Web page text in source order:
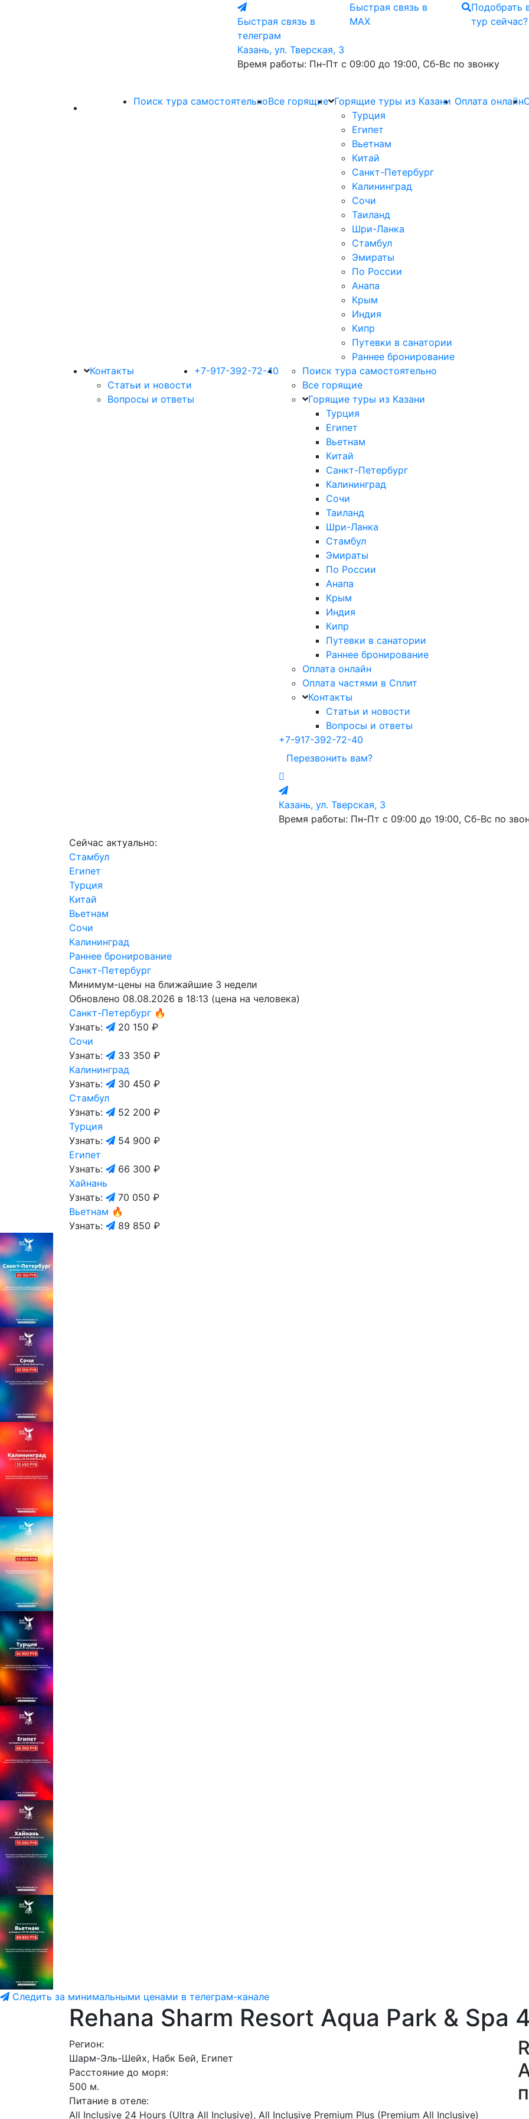
Быстрая связь в
телеграм
Быстрая связь в
MAX
Подобрать
тур сейчас?
Казань, ул. Тверская, 3
Время работы: Пн-Пт с 09:00 до 19:00, Сб-Вс по звонку
Поиск тура самостоятельноВсе горящие Горящие туры из Казани
Турция
Египет
Вьетнам
Китай
Санкт-Петербург
Калининград
Сочи
Таиланд
Шри-Ланка
Стамбул
Эмираты
По России
Анапа
Крым
Индия
Кипр
Путевки в санатории
Раннее бронирование
Оплата онлайн
Контакты
Статьи и новости
Вопросы и ответы
+7-917-392-72-40
Поиск тура самостоятельно
Все горящие
Горящие туры из Казани
Турция
Египет
Вьетнам
Китай
Санкт-Петербург
Калининград
Сочи
Таиланд
Шри-Ланка
Стамбул
Эмираты
По России
Анапа
Крым
Индия
Кипр
Путевки в санатории
Раннее бронирование
Оплата онлайн
Оплата частями в Сплит
Контакты
Статьи и новости
Вопросы и ответы
+7-917-392-72-40
Перезвонить вам?
Казань, ул. Тверская, 3
Время работы: Пн-Пт с 09:00 до 19:00, Сб-Вс по
Сейчас актуально:
Стамбул
Египет
Турция
Китай
Вьетнам
Сочи
Калининград
Раннее бронирование
Санкт-Петербург
Минимум-цены на ближайшие 3 недели
Обновлено 08.08.2026 в 18:13 (цена на человека)
Санкт-Петербург 🔥
Узнать:
20 150 ₽
Сочи
Узнать:
33 350 ₽
Калининград
Узнать:
30 450 ₽
Стамбул
Узнать:
52 200 ₽
Турция
Узнать:
54 900 ₽
Египет
Узнать:
66 300 ₽
Хайнань
Узнать:
70 050 ₽
Вьетнам 🔥
Узнать:
89 850 ₽
Следить за минимальными ценами в телеграм-канале
Rehana Sharm Resort Aqua Park & Spa
Регион:
Шарм-Эль-Шейх, Набк Бей, Египет
Расстояние до моря:
500 м.
Питание в отеле:
All Inclusive 24 Hours (Ultra All Inclusive), All Inclusive Premium Plus (Premium All Inclusive)